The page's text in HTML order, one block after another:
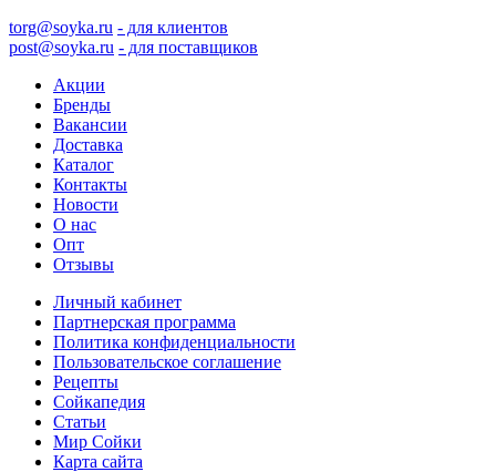
torg@soyka.ru - для клиентов
post@soyka.ru - для поставщиков
Акции
Бренды
Вакансии
Доставка
Каталог
Контакты
Новости
О нас
Опт
Отзывы
Личный кабинет
Партнерская программа
Политика конфиденциальности
Пользовательское соглашение
Рецепты
Сойкапедия
Статьи
Мир Сойки
Карта сайта